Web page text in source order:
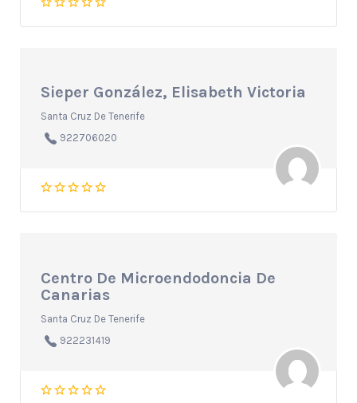
Sieper González, Elisabeth Victoria
Santa Cruz De Tenerife
922706020
Centro De Microendodoncia De
Canarias
Santa Cruz De Tenerife
922231419